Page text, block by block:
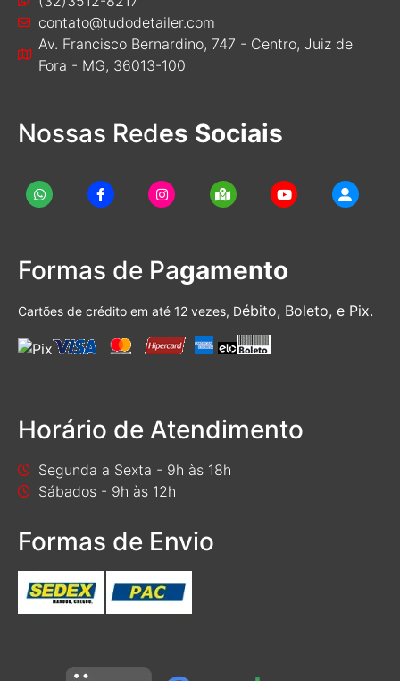
contato@tudodetailer.com
Av. Francisco Bernardino, 747 - Centro, Juiz de
Fora - MG, 36013-100
Nossas Redes Sociais
Formas de Pagamento
Cartões de crédito em até 12 vezes, Débito, Boleto, e Pix.
Horário de Atendimento
Segunda a Sexta - 9h às 18h
Sábados - 9h às 12h
Formas de Envio